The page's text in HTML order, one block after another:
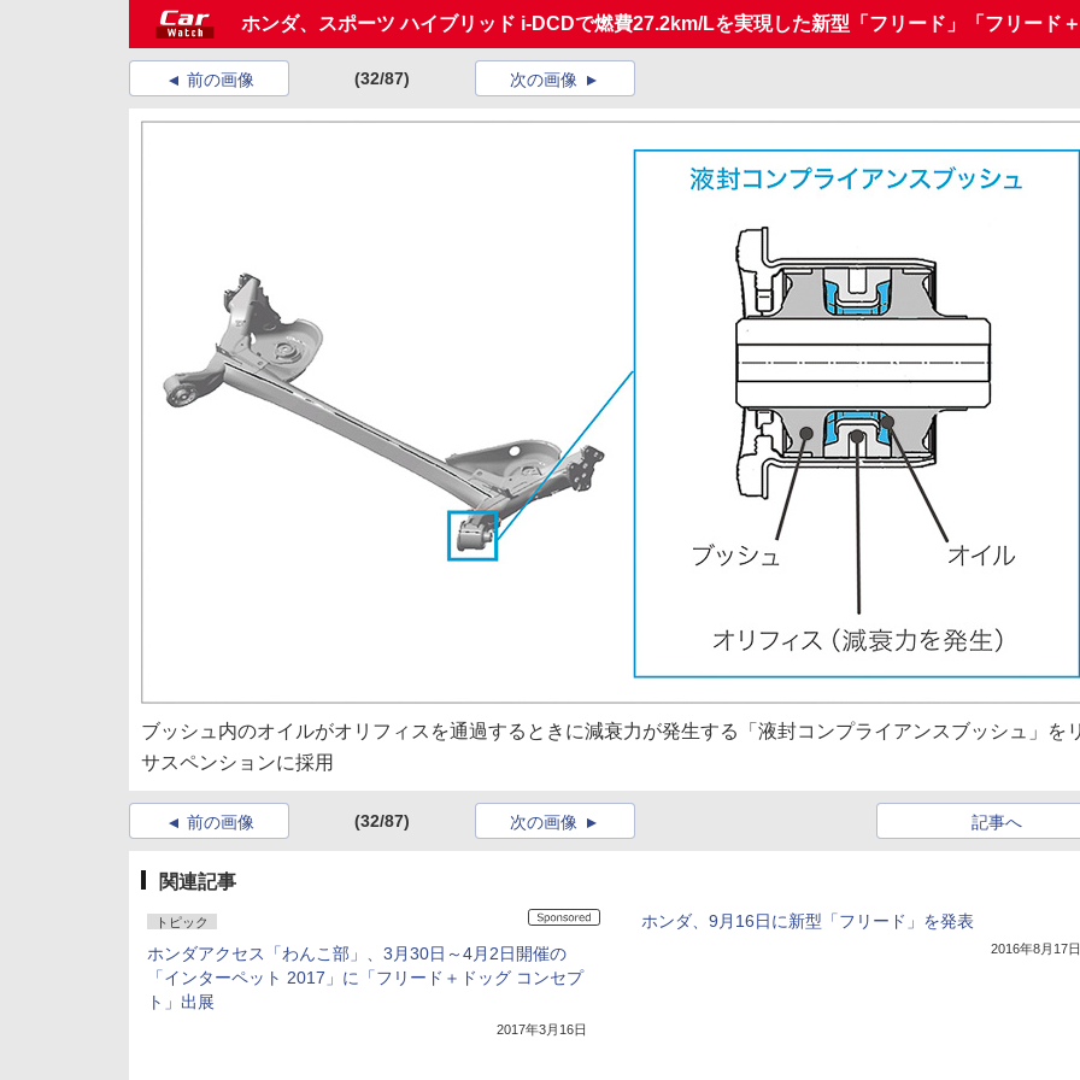
ホンダ、スポーツ ハイブリッド i-DCDで燃費27.2km/Lを実現した新型「フリード」「フリード
前の画像 (32/87) 次の画像
ブッシュ内のオイルがオリフィスを通過するときに減衰力が発生する「液封コンプライアンスブッシュ」を
サスペンションに採用
前の画像 (32/87) 記事へ
次の画像
関連記事
トピック
ホンダアクセス「わんこ部」、3月30日～4月2日開催の
「インターペット 2017」に「フリード＋ドッグ コンセプ
ト」出展
2017年3月16日
ホンダ、9月16日に新型「フリード」を発表
2016年8月17日